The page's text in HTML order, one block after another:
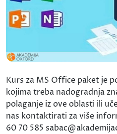
Kurs za MS Office paket je
kojima treba nadogradnja
polaganje iz ove oblasti ili
nas kontaktirati za više
60 70 585